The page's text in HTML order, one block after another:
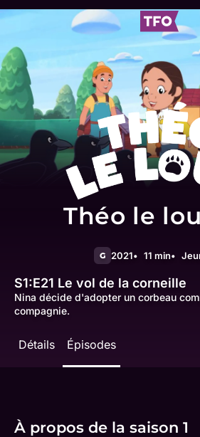
Théo le
G 2021 11 min
S1:E21 Le vol de la corneille
Nina décide d'adopter un corbeau
compagnie.
Détails Épisodes
À propos de la saison 1